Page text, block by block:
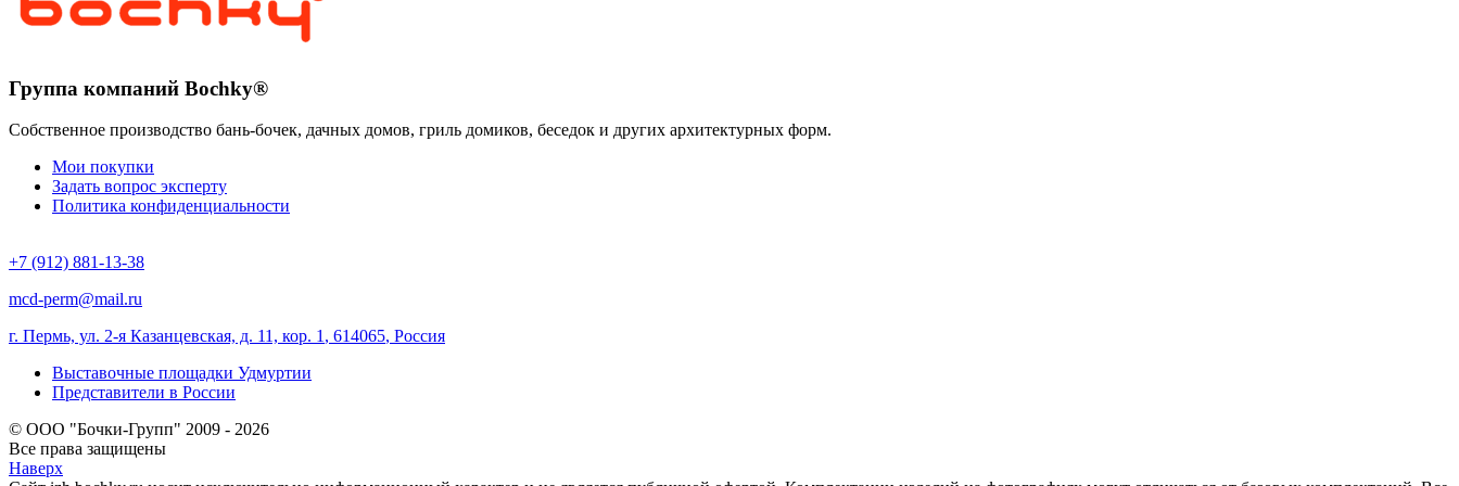
Группа компаний Bochky®
Собственное производство бань-бочек, дачных домов, гриль домиков, беседок и других архитектурных форм.
Мои покупки
Задать вопрос эксперту
Политика конфиденциальности
+7 (912) 881-13-38
mcd-perm@mail.ru
г. Пермь, ул. 2-я Казанцевская, д. 11, кор. 1 , 614065, Россия
Выставочные площадки Удмуртии
Представители в России
© ООО "Бочки-Групп" 2009 - 2026
Все права защищены
Наверх